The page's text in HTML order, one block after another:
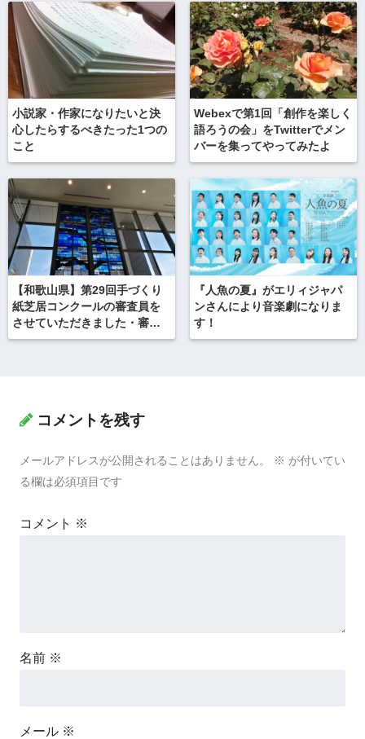
小説家・作家になりたいと決
心したらするべきたった1つの
こと
Webexで第1回「創作を楽しく
語ろうの会」をTwitterでメン
バーを集ってやってみたよ
【和歌山県】第29回手づくり
紙芝居コンクールの審査員を
させていただきました・審査
のポイント
『人魚の夏』がエリィジャパ
ンさんにより音楽劇になりま
す！
コメントを残す
メールアドレスが公開されることはありません。 ※ が付いてい
る欄は必須項目です
コメント ※
名前 ※
メール ※